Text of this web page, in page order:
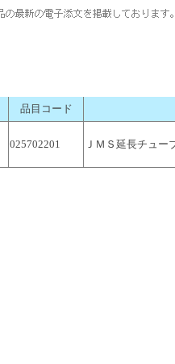
品目コード
025702201 ＪＭＳ延長チュー